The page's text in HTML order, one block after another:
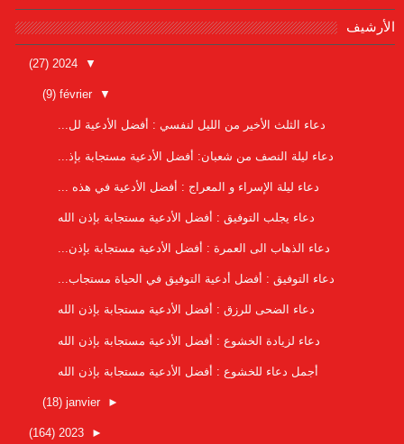
الأرشيف
▼
2024
(27)
▼
février
(9)
دعاء الثلث الأخير من الليل لنفسي : أفضل الأدعية لل...
دعاء ليلة النصف من شعبان: أفضل الأدعية مستجابة بإذ...
دعاء ليلة الإسراء و المعراج : أفضل الأدعية في هذه ...
دعاء يجلب التوفيق : أفضل الأدعية مستجابة بإذن الله
دعاء الذهاب الى العمرة : أفضل الأدعية مستجابة بإذن...
دعاء التوفيق : أفضل أدعية التوفيق في الحياة مستجاب...
دعاء الضحى للرزق : أفضل الأدعية مستجابة بإذن الله
دعاء لزيادة الخشوع : أفضل الأدعية مستجابة بإذن الله
أجمل دعاء للخشوع : أفضل الأدعية مستجابة بإذن الله
►
janvier
(18)
►
2023
(164)